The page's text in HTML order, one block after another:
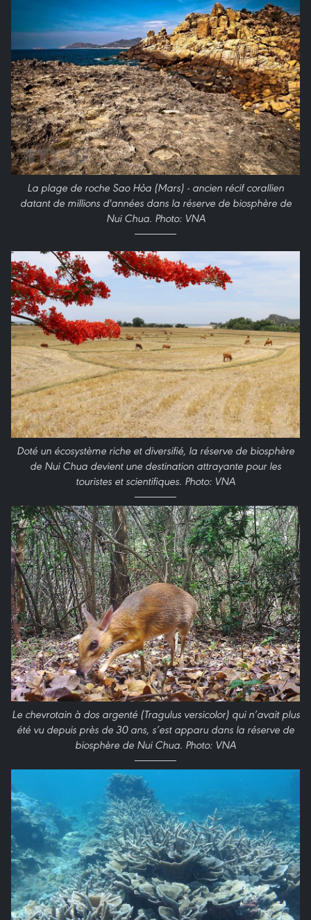
La plage de roche Sao Hỏa (Mars) - ancien récif corallien
datant de millions d'années dans la réserve de biosphère de
Nui Chua. Photo: VNA
Doté un écosystème riche et diversifié, la réserve de biosphère
de Nui Chua devient une destination attrayante pour les
touristes et scientifiques. Photo: VNA
Le chevrotain à dos argenté (Tragulus versicolor) qui n’avait plus
été vu depuis près de 30 ans, s’est apparu dans la réserve de
biosphère de Nui Chua. Photo: VNA